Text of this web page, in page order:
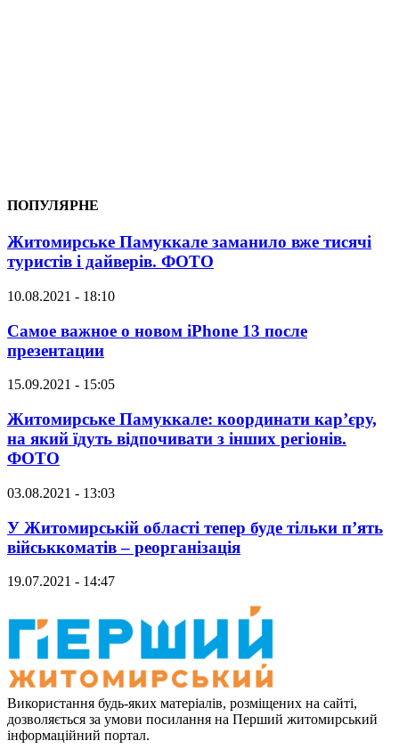
ПОПУЛЯРНЕ
Житомирське Памуккале заманило вже тисячі
туристів і дайверів. ФОТО
10.08.2021 - 18:10
Самое важное о новом iPhone 13 после
презентации
15.09.2021 - 15:05
Житомирське Памуккале: координати кар’єру,
на який їдуть відпочивати з інших регіонів.
ФОТО
03.08.2021 - 13:03
У Житомирській області тепер буде тільки п’ять
військкоматів – реорганізація
19.07.2021 - 14:47
Використання будь-яких матеріалів, розміщених на сайті,
дозволяється за умови посилання на Перший житомирський
інформаційний портал.